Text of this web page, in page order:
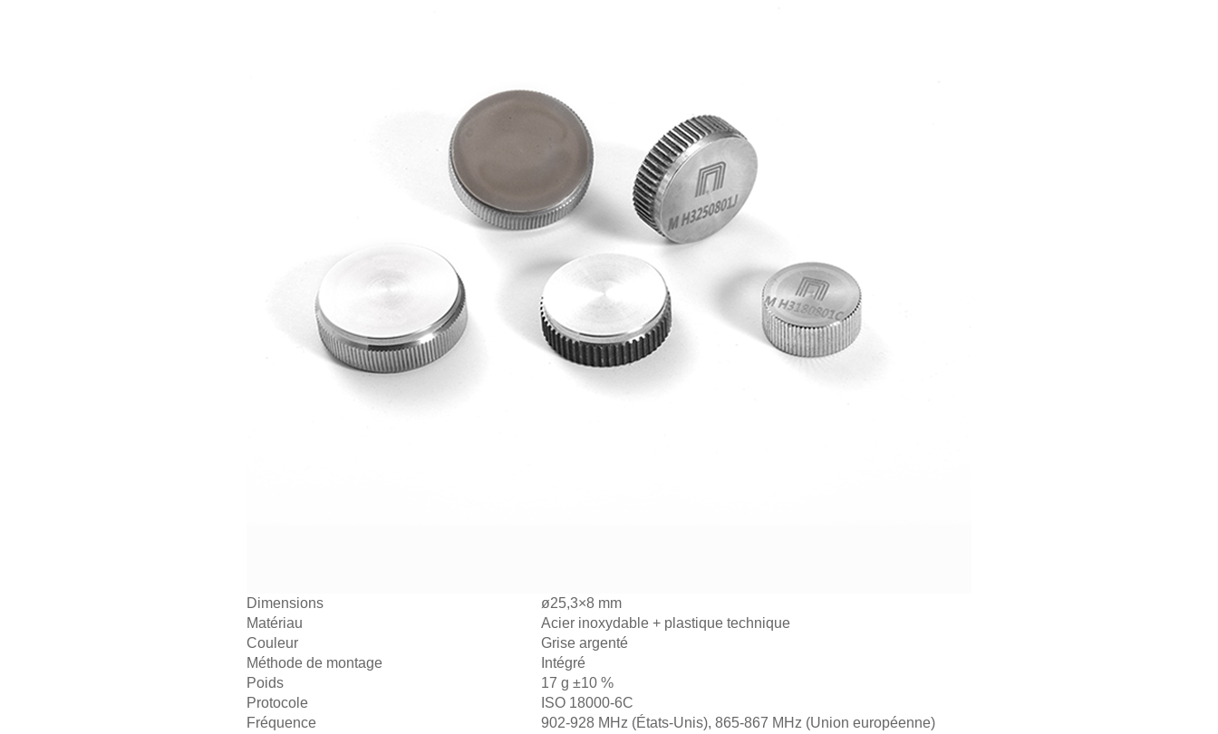
Dimensions
ø25,3×8 mm
Matériau
Acier inoxydable + plastique technique
Couleur
Grise argenté
Méthode de montage
Intégré
Poids
17 g ±10 %
Protocole
ISO 18000-6C
Fréquence
902-928 MHz (États-Unis), 865-867 MHz (Union européenne)